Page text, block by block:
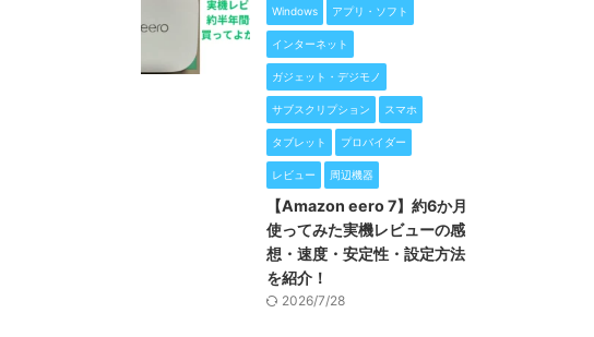
Windows アプリ・ソフト
インターネット
ガジェット・デジモノ
サブスクリプション スマホ
タブレット プロバイダー
レビュー 周辺機器
【Amazon eero 7】約6か月
使ってみた実機レビューの感
想・速度・安定性・設定方法
を紹介！
2026/7/28